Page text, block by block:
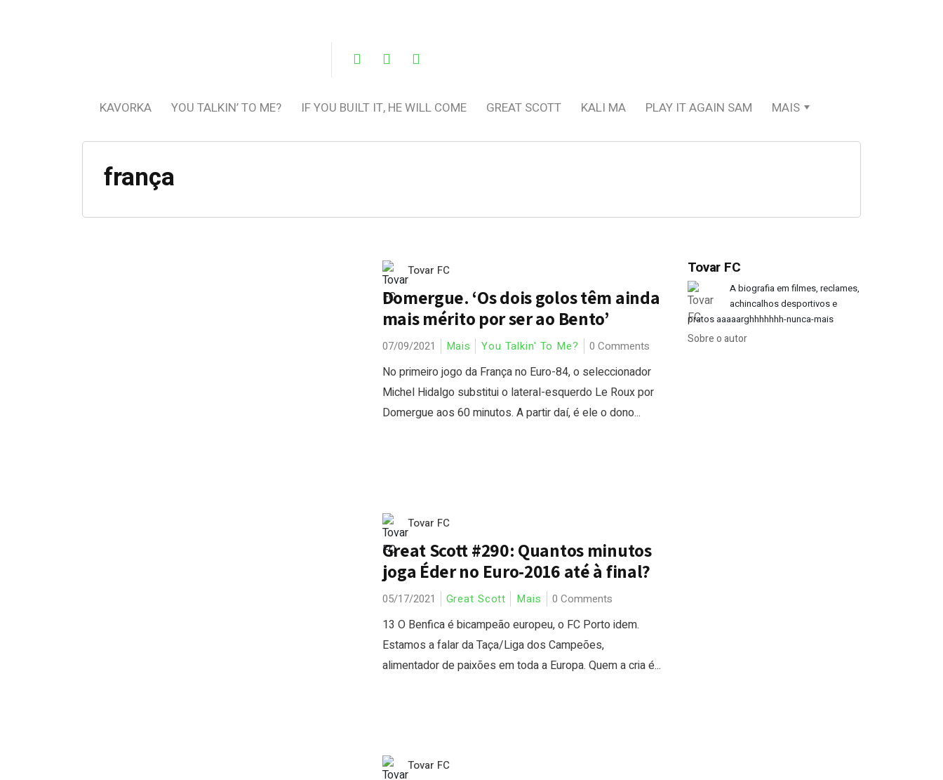
KAVORKA YOU TALKIN’ TO ME? IF YOU BUILT IT, HE WILL COME GREAT SCOTT KALI MA PLAY IT AGAIN SAM MAIS
frança
Tovar FC
Domergue. ‘Os dois golos têm ainda
mais mérito por ser ao Bento’
07/09/2021 Mais You Talkin' To Me? 0 Comments
No primeiro jogo da França no Euro-84, o seleccionador
Michel Hidalgo substitui o lateral-esquerdo Le Roux por
Domergue aos 60 minutos. A partir daí, é ele o dono...
Tovar FC
Great Scott #290: Quantos minutos
joga Éder no Euro-2016 até à final?
05/17/2021 Great Scott Mais 0 Comments
13 O Benfica é bicampeão europeu, o FC Porto idem.
Estamos a falar da Taça/Liga dos Campeões,
alimentador de paixões em toda a Europa. Quem a cria é...
Tovar FC
Tovar FC
A biografia em filmes, reclames,
achincalhos desportivos e
pratos aaaaarghhhhhhh-nunca-mais
Sobre o autor